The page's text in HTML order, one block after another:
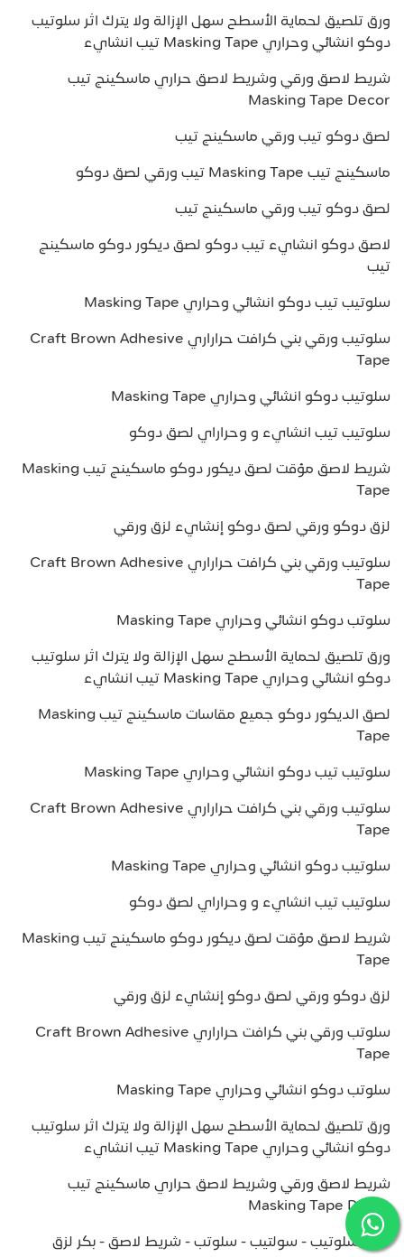
ورق تلصيق لحماية الأسطح سهل الإزالة ولا يترك اثر سلوتيب
دوكو انشائي وحراري Masking Tape تيب انشايء
شريط لاصق ورقي وشريط لاصق حراري ماسكينج تيب
Masking Tape Decor
لصق دوكو تيب ورقي ماسكينج تيب
ماسكينج تيب Masking Tape تيب ورقي لصق دوكو
لصق دوكو تيب ورقي ماسكينج تيب
لاصق دوكو انشايء تيب دوكو لصق ديكور دوكو ماسكينج
تيب
سلوتيب تيب دوكو انشائي وحراري Masking Tape
سلوتيب ورقي بني كرافت حراراري Craft Brown Adhesive
Tape
سلوتيب دوكو انشائي وحراري Masking Tape
سلوتيب تيب انشايء و وحراراي لصق دوكو
شريط لاصق مؤقت لصق ديكور دوكو ماسكينج تيب Masking
Tape
لزق دوكو ورقي لصق دوكو إنشايء لزق ورقي
سلوتيب ورقي بني كرافت حراراري Craft Brown Adhesive
Tape
سلوتب دوكو انشائي وحراري Masking Tape
ورق تلصيق لحماية الأسطح سهل الإزالة ولا يترك اثر سلوتيب
دوكو انشائي وحراري Masking Tape تيب انشايء
لصق الديكور دوكو جميع مقاسات ماسكينج تيب Masking
Tape
سلوتيب تيب دوكو انشائي وحراري Masking Tape
سلوتيب ورقي بني كرافت حراراري Craft Brown Adhesive
Tape
سلوتيب دوكو انشائي وحراري Masking Tape
سلوتيب تيب انشايء و وحراراي لصق دوكو
شريط لاصق مؤقت لصق ديكور دوكو ماسكينج تيب Masking
Tape
لزق دوكو ورقي لصق دوكو إنشايء لزق ورقي
سلوتب ورقي بني كرافت حراراري Craft Brown Adhesive
Tape
سلوتب دوكو انشائي وحراري Masking Tape
ورق تلصيق لحماية الأسطح سهل الإزالة ولا يترك اثر سلوتيب
دوكو انشائي وحراري Masking Tape تيب انشايء
شريط لاصق ورقي وشريط لاصق حراري ماسكينج تيب
Masking Tape Decor
لصق سلوتيب - سولتيب - سلوتب - شريط لاصق - بكر لزق